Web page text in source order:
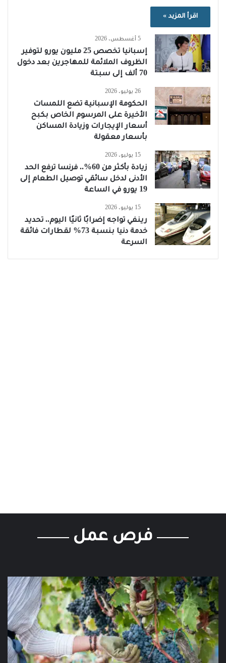
اقرأ المزيد »
5 أغسطس، 2026
إسبانيا تخصص 25 مليون يورو لتوفير
الظروف الملائمة للمهاجرين بعد دخول
70 ألف إلى سبتة
26 يوليو، 2026
الحكومة الإسبانية تضع اللمسات
الأخيرة على المرسوم الخاص بكبح
أسعار الإيجارات وزيادة المساكن
بأسعار معقولة
15 يوليو، 2026
زيادة بأكثر من 60%.. فرنسا ترفع الحد
الأدنى لدخل سائقي توصيل الطعام إلى
19 يورو في الساعة
15 يوليو، 2026
رينفي تواجه إضرابًا ثانيًا اليوم.. تحديد
خدمة دنيا بنسبة 73% لقطارات فائقة
السرعة
فرص عمل